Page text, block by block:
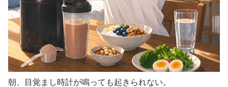
朝、目覚まし時計が鳴っても起きられない。